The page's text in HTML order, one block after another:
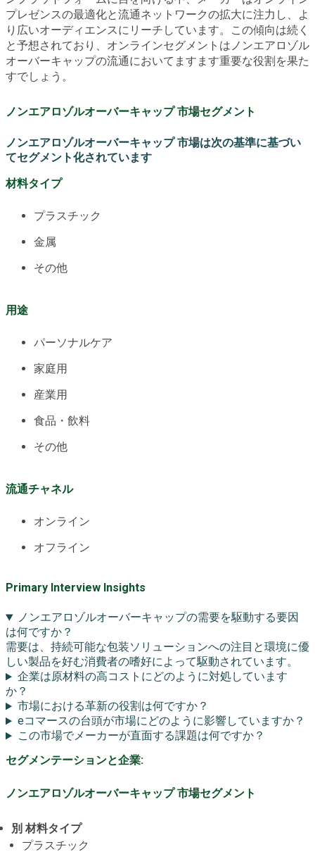
プレゼンスの最適化と流通ネットワークの拡大に注力し、よ
り広いオーディエンスにリーチしています。この傾向は続く
と予想されており、オンラインセグメントはノンエアロゾル
オーバーキャップの流通においてますます重要な役割を果た
すでしょう。
ノンエアロゾルオーバーキャップ 市場セグメント
ノンエアロゾルオーバーキャップ 市場は次の基準に基づい
てセグメント化されています
材料タイプ
プラスチック
金属
その他
用途
パーソナルケア
家庭用
産業用
食品・飲料
その他
流通チャネル
オンライン
オフライン
Primary Interview Insights
ノンエアロゾルオーバーキャップの需要を駆動する要因
は何ですか？
需要は、持続可能な包装ソリューションへの注目と環境に優
しい製品を好む消費者の嗜好によって駆動されています。
企業は原材料の高コストにどのように対処しています
か？
市場における革新の役割は何ですか？
eコマースの台頭が市場にどのように影響していますか？
この市場でメーカーが直面する課題は何ですか？
セグメンテーションと企業:
ノンエアロゾルオーバーキャップ 市場セグメント
別 材料タイプ
プラスチック